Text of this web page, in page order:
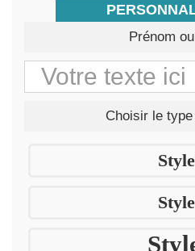
Prénom
Choisir le